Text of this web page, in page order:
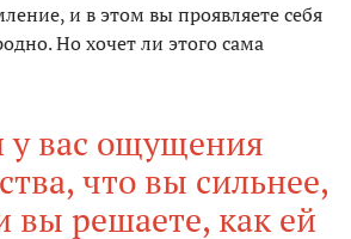
и в этом вы проявляете себя
Но хочет ли этого сама
у вас ощущения
что вы сильнее,
вы решаете, как ей